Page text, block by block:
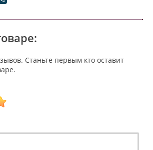
Станьте первым кто оставит